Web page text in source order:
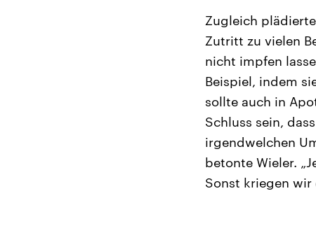
Zugleich
Zutritt zu vielen
nicht impfen
Beispiel, indem
sollte auch in
Schluss sein,
irgendwelchen
betonte Wieler.
Sonst kriegen wir